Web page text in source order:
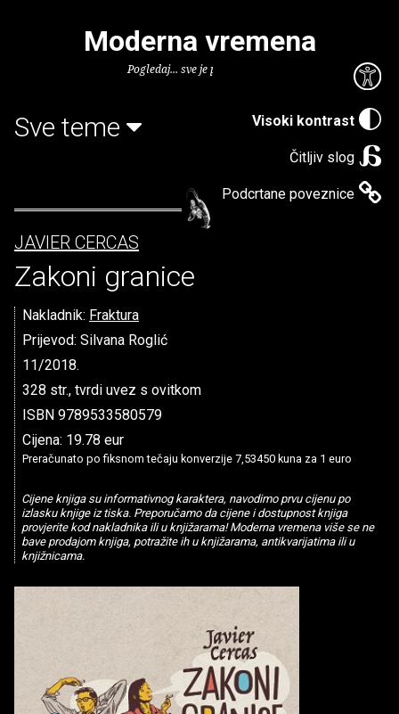
Visoki kontrast
Čitljiv slog
Podcrtane poveznice
Moderna vremena
Pogledaj... sve je puno knjiga.
Sve teme
JAVIER CERCAS
Zakoni granice
Nakladnik: Fraktura
Prijevod: Silvana Roglić
11/2018.
328 str., tvrdi uvez s ovitkom
ISBN 9789533580579
Cijena: 19.78 eur
Preračunato po fiksnom tečaju konverzije 7,53450 kuna za 1 euro
Cijene knjiga su informativnog karaktera, navodimo prvu cijenu po
izlasku knjige iz tiska. Preporučamo da cijene i dostupnost knjiga
provjerite kod nakladnika ili u knjižarama! Moderna vremena više se ne
bave prodajom knjiga, potražite ih u knjižarama, antikvarijatima ili u
knjižnicama.